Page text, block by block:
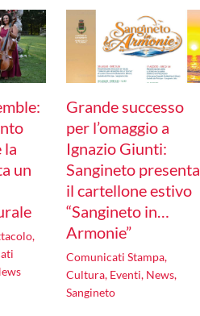
la
un
,
Grande successo
per l’omaggio a
Ignazio Giunti:
Sangineto presenta
il cartellone estivo
“Sangineto in…
Armonie”
Comunicati Stampa,
Cultura, Eventi, News,
Sangineto